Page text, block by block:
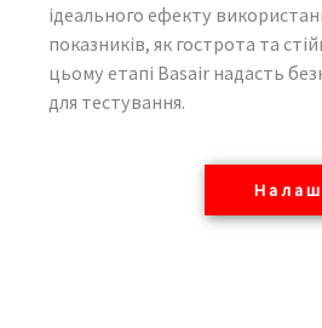
ідеального ефекту
показників, як гострота та
цьому етапі Basair надасть
для тестування.